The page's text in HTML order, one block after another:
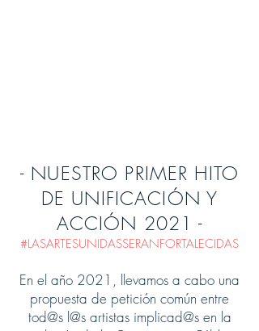
- NUESTRO PRIMER HITO
DE UNIFICACIÓN Y
ACCIÓN 2021 -
#LASARTESUNIDASSERANFORTALECIDAS
En el año 2021, llevamos a cabo una
propuesta de petición común entre
tod@s l@s artistas implicad@s en la